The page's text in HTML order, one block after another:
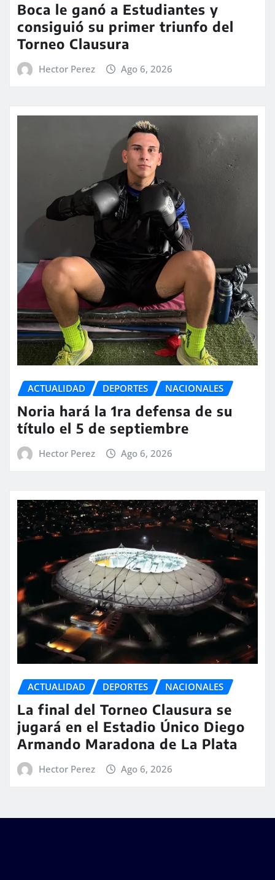
Boca le ganó a Estudiantes y
consiguió su primer triunfo del
Torneo Clausura
Hector Perez Ago 6, 2026
ACTUALIDAD DEPORTES NACIONALES
Noria hará la 1ra defensa de su
título el 5 de septiembre
Hector Perez Ago 6, 2026
ACTUALIDAD DEPORTES NACIONALES
La final del Torneo Clausura se
jugará en el Estadio Único Diego
Armando Maradona de La Plata
Hector Perez Ago 6, 2026